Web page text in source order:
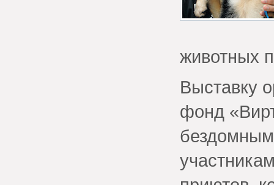
животных
Выставку
фонд